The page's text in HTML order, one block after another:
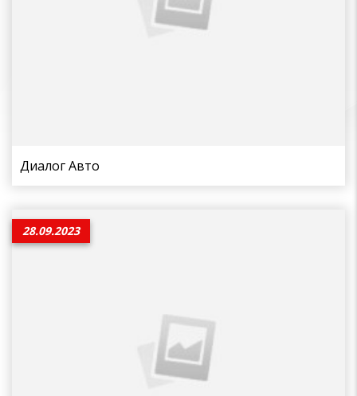
Диалог Авто
28.09.2023